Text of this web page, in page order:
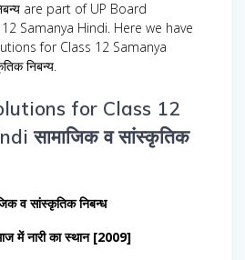
are part of UP Board
Samanya Hindi. Here we have
for Class 12 Samanya
निबन्य.
for Class 12
सामाजिक व सांस्कृतिक
व सांस्कृतिक निबन्ध
में नारी का स्थान [2009]